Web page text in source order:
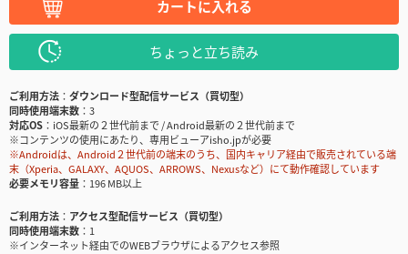
カートに入れる
ちょっと立ち読み
ご利用方法
ダウンロード型配信サービス（買切型）
同時使用端末数
3
対応OS
iOS最新の２世代前まで / Android最新の２世代前まで
※コンテンツの使用にあたり、専用ビューアisho.jpが必要
※Androidは、Android２世代前の端末のうち、国内キャリア経由で販売されている端
末（Xperia、GALAXY、AQUOS、ARROWS、Nexusなど）にて動作確認しています
必要メモリ容量
196 MB以上
ご利用方法
アクセス型配信サービス（買切型）
同時使用端末数
1
※インターネット経由でのWEBブラウザによるアクセス参照